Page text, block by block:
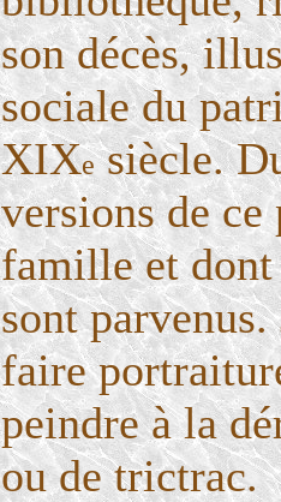
son décès,
sociale du
XIXesiècle.
versions de
famille et dont
sont
faire
peindre à la
ou de trictrac.